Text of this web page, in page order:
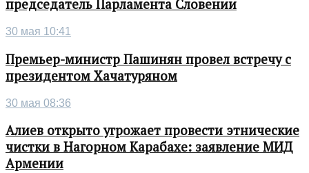
председатель Парламента Словении
30 мая 10:41
Премьер-министр Пашинян провел встречу с
президентом Хачатуряном
30 мая 08:36
Алиев открыто угрожает провести этнические
чистки в Нагорном Карабахе: заявление МИД
Армении